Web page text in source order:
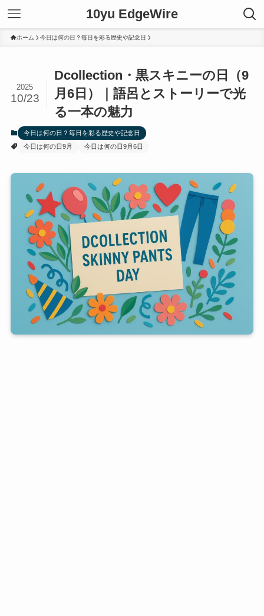
10yu EdgeWire
ホーム 今日は何の日？毎日を彩る歴史や記念日
Dcollection・黒スキニーの日（9
月6日）｜語呂とストーリーで光
る一本の魅力
2025
10/23
今日は何の日？毎日を彩る歴史や記念日
今日は何の日9月
今日は何の日9月6日